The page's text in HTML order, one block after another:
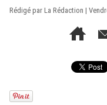
Rédigé par La Rédaction |